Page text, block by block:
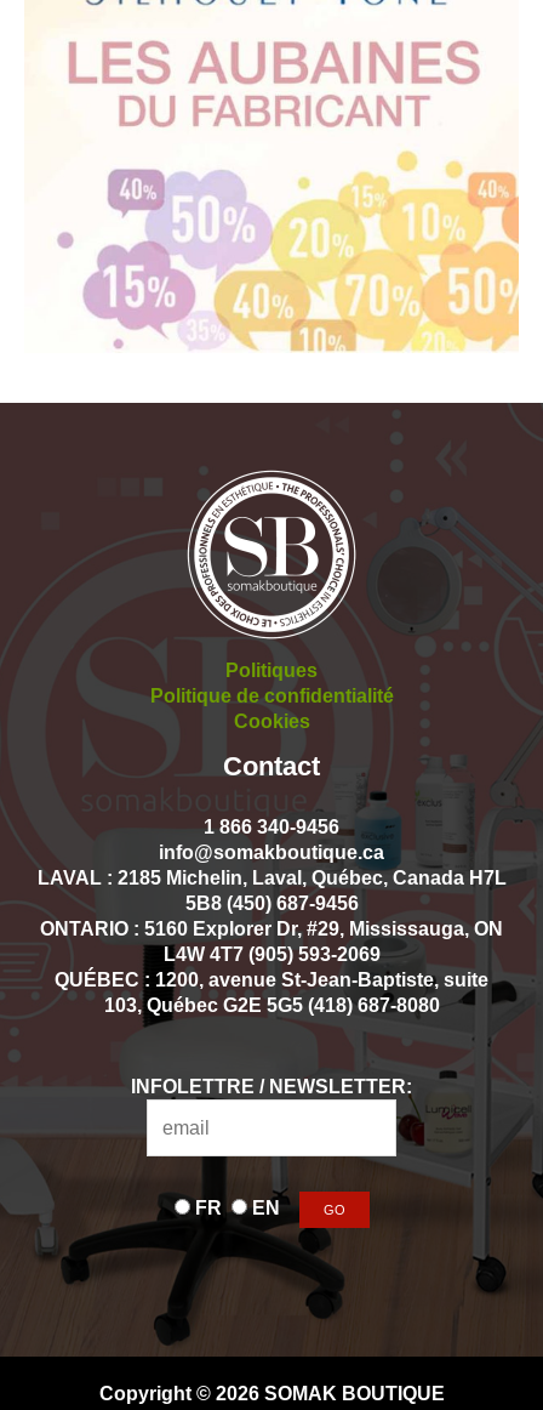
Politiques
Politique de confidentialité
Cookies
Contact
1 866 340-9456
info@somakboutique.ca
LAVAL : 2185 Michelin, Laval, Québec, Canada H7L
5B8 (450) 687-9456
ONTARIO : 5160 Explorer Dr, #29, Mississauga, ON
L4W 4T7 (905) 593-2069
QUÉBEC : 1200, avenue St-Jean-Baptiste, suite
103, Québec G2E 5G5 (418) 687-8080
INFOLETTRE / NEWSLETTER:
FR EN
Copyright © 2026 SOMAK BOUTIQUE